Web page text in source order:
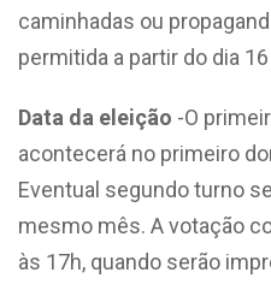
caminhadas ou
permitida a partir do dia
Data da eleição -O
acontecerá no primeiro
Eventual segundo turno
mesmo mês. A votação
às 17h, quando serão